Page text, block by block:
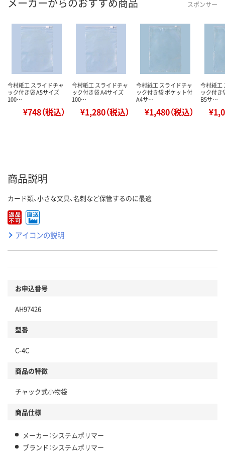
スポンサー
今村紙工 スライドチャ
ック付き袋 A5サイズ
100…
¥748（税込）
今村紙工 スライドチャ
ック付き袋 A4サイズ
100…
¥1,280（税込）
今村紙工 スライドチャ
ック付き袋 ポケット付
A4サ…
¥1,480（税込）
今村紙工
ック付き
B5サ…
商品説明
カード類、小さな文具、名刺など保管するのに最適
アイコンの説明
お申込番号
AH97426
型番
C-4C
商品の特徴
チャック式小物袋
商品仕様
メーカー：システムポリマー
ブランド：システムポリマー